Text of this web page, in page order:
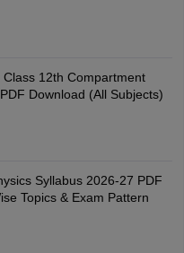
12th Compartment
Download (All Subjects)
Syllabus 2026-27 PDF
Topics & Exam Pattern